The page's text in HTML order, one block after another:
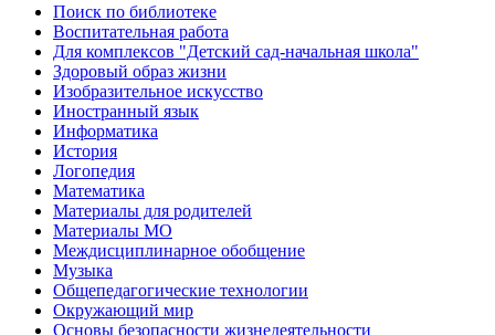
Поиск по библиотеке
Воспитательная работа
Для комплексов "Детский сад-начальная школа"
Здоровый образ жизни
Изобразительное искусство
Иностранный язык
Информатика
История
Логопедия
Математика
Материалы для родителей
Материалы МО
Междисциплинарное обобщение
Музыка
Общепедагогические технологии
Окружающий мир
Основы безопасности жизнедеятельности